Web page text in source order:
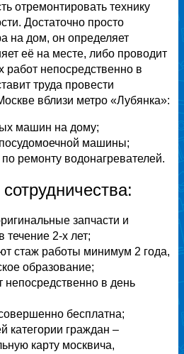
отремонтировать технику
Достаточно просто
на дом, он определяет
её на месте, либо проводит
работ непосредственно в
труда провести
вблизи метро «Лубянка»:
машин на дому;
машины;
ремонту водонагревателей.
запчасти и
течение 2-х лет;
стаж работы минимум 2 года,
образование;
в день
бесплатна;
категории граждан –
карту москвича,